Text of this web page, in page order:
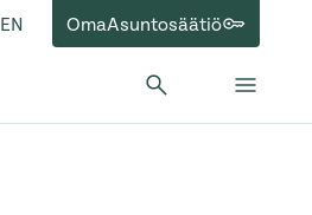
EN OmaAsuntosäätiö
Hae: